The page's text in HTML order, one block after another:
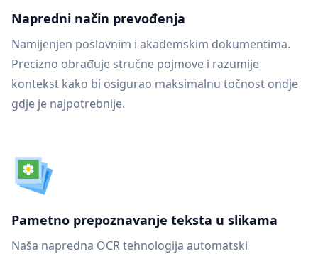
Napredni način prevođenja
Namijenjen poslovnim i akademskim dokumentima.
Precizno obrađuje stručne pojmove i razumije
kontekst kako bi osigurao maksimalnu točnost ondje
gdje je najpotrebnije.
Pametno prepoznavanje teksta u slikama
Naša napredna OCR tehnologija automatski